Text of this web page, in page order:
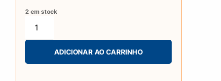
2 em stock
ADICIONAR AO CARRINHO